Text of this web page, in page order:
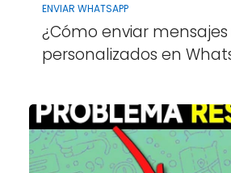
ENVIAR WHATSAPP
¿Cómo enviar
personalizados en